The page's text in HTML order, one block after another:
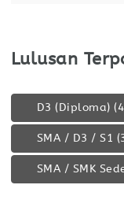
Lulusan
D3 (Diploma)
SMA / D3 / S1
SMA / SMK